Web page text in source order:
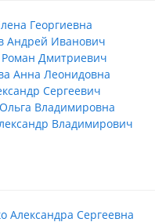
Георгиевна
Андрей Иванович
Роман Дмитриевич
Анна Леонидовна
Сергеевич
Владимировна
Владимирович
Александра Сергеевна